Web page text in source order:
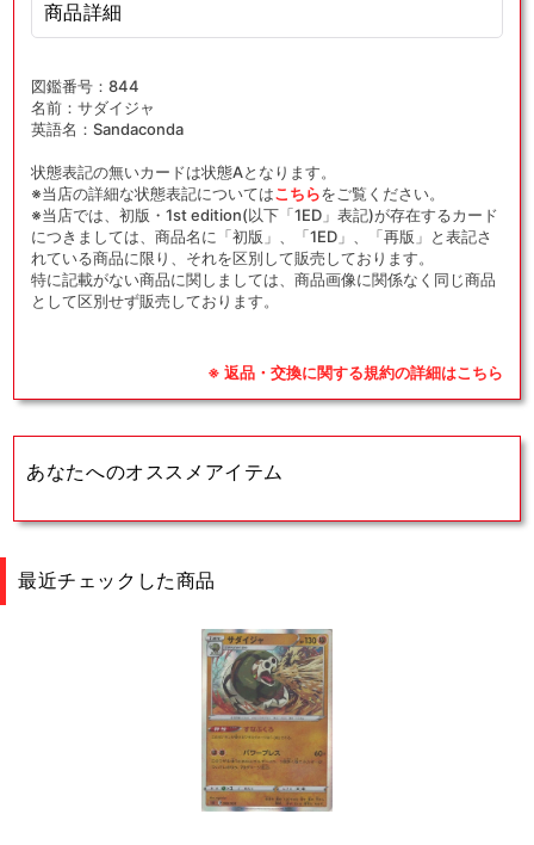
量
を
ら
す
を
す
商品詳細
図鑑番号：844
名前：サダイジャ
英語名：Sandaconda
状態表記の無いカードは状態Aとなります。
※当店の詳細な状態表記についてはこちらをご覧ください。
※当店では、初版・1st edition(以下「1ED」表記)が存在するカード
につきましては、商品名に「初版」、「1ED」、「再版」と表記さ
れている商品に限り、それを区別して販売しております。
特に記載がない商品に関しましては、商品画像に関係なく同じ商品
として区別せず販売しております。
※ 返品・交換に関する規約の詳細はこちら
あなたへのオススメアイテム
最近チェックした商品